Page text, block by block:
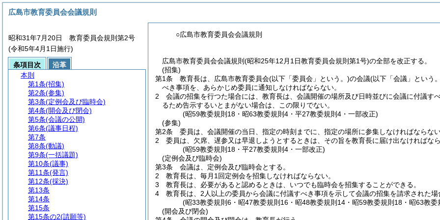
○広島市教育委員会会議規則
広島市教育委員会会議規則(昭和25年12月1日教育委員会規則第1号)の全部を改正する。
(招集)
第1条
教育長は、広島市教育委員会(以下「委員会」という。)の会議(以下「会議」という
べき事項を、あらかじめ委員に通知しなければならない。
2
会議の招集を行つた場合には、教育長は、会議開催の場所及び日時並びに会議に付議す
るため告示するいとまがない場合は、この限りでない。
(昭59教委規則18・昭63教委規則4・平27教委規則4・一部改正)
(参集)
第2条
委員は、会議開催の当日、指定の時刻までに、指定の場所に参集しなければならな
2
委員は、欠席、遅参又は早退しようとするときは、その旨を教育長に届け出なければな
(昭59教委規則18・平27教委規則4・一部改正)
(定例会及び臨時会)
第3条
会議は、定例会及び臨時会とする。
2
教育長は、毎月1回定例会を招集しなければならない。
3
教育長は、必要があると認めるときは、いつでも臨時会を招集することができる。
4
教育長は、2人以上の委員から会議に付議すべき事項を示して会議の招集を請求された
(昭33教委規則6・昭47教委規則16・昭48教委規則14・昭59教委規則18・昭63教
(開会及び閉会)
広島市教育委員会会議規則
昭和31年7月20日 教育委員会規則第2号
(令和5年4月1日施行)
条項目次
沿革
本則
第1条(招集)
第2条(参集)
第3条(定例会及び臨時会)
第4条(開会及び閉会)
第5条(会議の公開)
第6条(議事日程)
第7条
第8条(動議)
第9条(一括議題)
第10条(議事)
第11条(発言)
第12条(採決)
第13条
第14条
第15条
第15条の2(請願等)